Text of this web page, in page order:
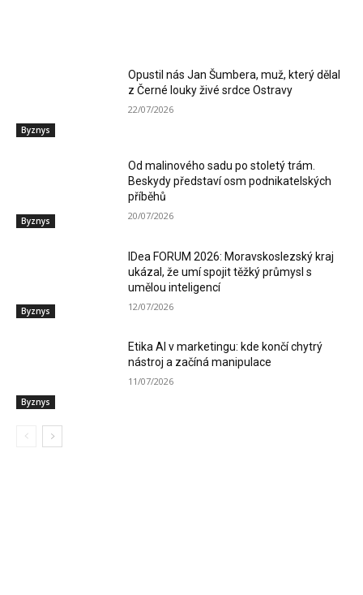
Byznys
Opustil nás Jan Šumbera, muž, který dělal
z Černé louky živé srdce Ostravy
22/07/2026
Byznys
Od malinového sadu po stoletý trám.
Beskydy představí osm podnikatelských
příběhů
20/07/2026
Byznys
IDea FORUM 2026: Moravskoslezský kraj
ukázal, že umí spojit těžký průmysl s
umělou inteligencí
12/07/2026
Byznys
Etika AI v marketingu: kde končí chytrý
nástroj a začíná manipulace
11/07/2026